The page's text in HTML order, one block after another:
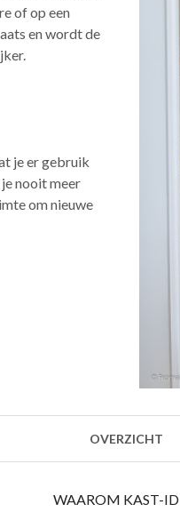
of op een
en wordt de
je er gebruik
nooit meer
om nieuwe
OVERZICHT
WAAROM KAST-ID